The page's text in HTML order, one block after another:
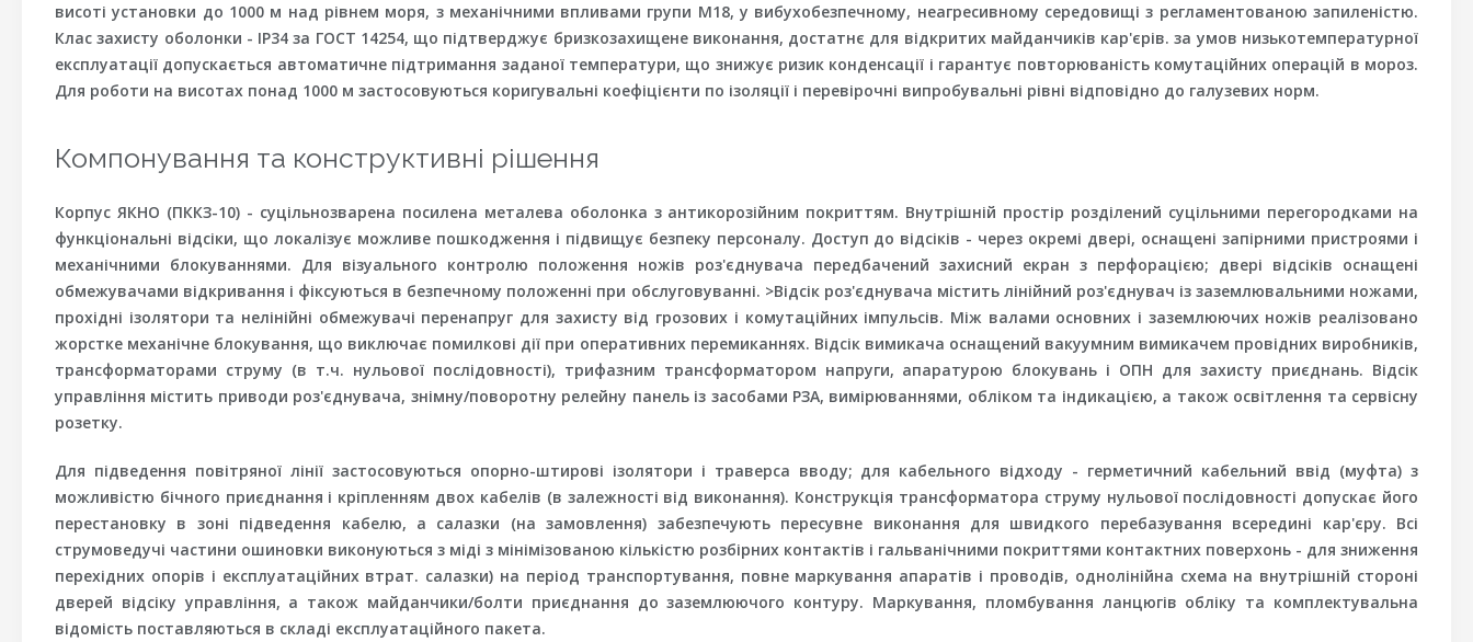
висоті установки до 1000 м над рівнем моря, з механічними впливами групи М18, у вибухобезпечному, неагресивному середовищі з регламентованою запиленістю.
Клас захисту оболонки - IP34 за ГОСТ 14254, що підтверджує бризкозахищене виконання, достатнє для відкритих майданчиків кар'єрів. за умов низькотемпературної
експлуатації допускається автоматичне підтримання заданої температури, що знижує ризик конденсації і гарантує повторюваність комутаційних операцій в мороз.
Для роботи на висотах понад 1000 м застосовуються коригувальні коефіцієнти по ізоляції і перевірочні випробувальні рівні відповідно до галузевих норм.
Компонування та конструктивні рішення
Корпус ЯКНО (ПККЗ-10) - суцільнозварена посилена металева оболонка з антикорозійним покриттям. Внутрішній простір розділений суцільними перегородками на
функціональні відсіки, що локалізує можливе пошкодження і підвищує безпеку персоналу. Доступ до відсіків - через окремі двері, оснащені запірними пристроями і
механічними блокуваннями. Для візуального контролю положення ножів роз'єднувача передбачений захисний екран з перфорацією; двері відсіків оснащені
обмежувачами відкривання і фіксуються в безпечному положенні при обслуговуванні. >Відсік роз'єднувача містить лінійний роз'єднувач із заземлювальними ножами,
прохідні ізолятори та нелінійні обмежувачі перенапруг для захисту від грозових і комутаційних імпульсів. Між валами основних і заземлюючих ножів реалізовано
жорстке механічне блокування, що виключає помилкові дії при оперативних перемиканнях. Відсік вимикача оснащений вакуумним вимикачем провідних виробників,
трансформаторами струму (в т.ч. нульової послідовності), трифазним трансформатором напруги, апаратурою блокувань і ОПН для захисту приєднань. Відсік
управління містить приводи роз'єднувача, знімну/поворотну релейну панель із засобами РЗА, вимірюваннями, обліком та індикацією, а також освітлення та сервісну
розетку.
Для підведення повітряної лінії застосовуються опорно-штирові ізолятори і траверса вводу; для кабельного відходу - герметичний кабельний ввід (муфта) з
можливістю бічного приєднання і кріпленням двох кабелів (в залежності від виконання). Конструкція трансформатора струму нульової послідовності допускає його
перестановку в зоні підведення кабелю, а салазки (на замовлення) забезпечують пересувне виконання для швидкого перебазування всередині кар'єру. Всі
струмоведучі частини ошиновки виконуються з міді з мінімізованою кількістю розбірних контактів і гальванічними покриттями контактних поверхонь - для зниження
перехідних опорів і експлуатаційних втрат. салазки) на період транспортування, повне маркування апаратів і проводів, однолінійна схема на внутрішній стороні
дверей відсіку управління, а також майданчики/болти приєднання до заземлюючого контуру. Маркування, пломбування ланцюгів обліку та комплектувальна
відомість поставляються в складі експлуатаційного пакета.